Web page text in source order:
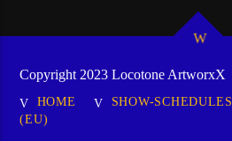
Copyright 2023 Locotone ArtworxX
HOME SHOW-SCHEDULES
(EU)